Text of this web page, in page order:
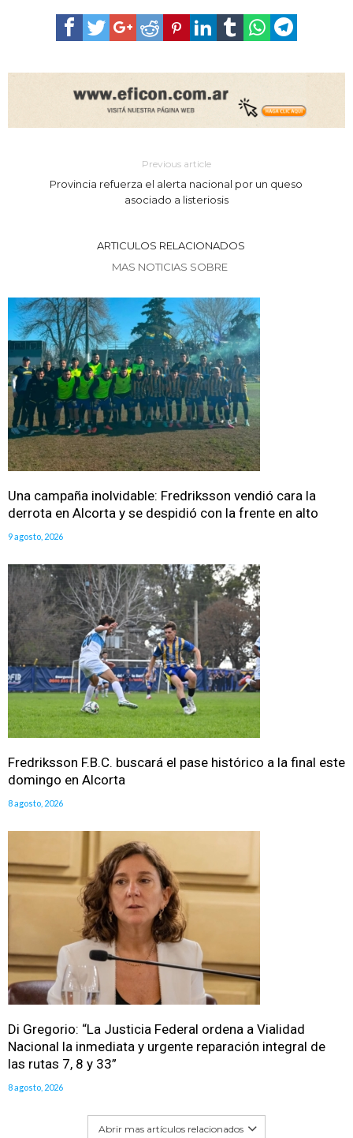
Previous article
Provincia refuerza el alerta nacional por un queso
asociado a listeriosis
ARTICULOS RELACIONADOS
MAS NOTICIAS SOBRE
Una campaña inolvidable: Fredriksson vendió cara la
derrota en Alcorta y se despidió con la frente en alto
9 agosto, 2026
Fredriksson F.B.C. buscará el pase histórico a la final este
domingo en Alcorta
8 agosto, 2026
Di Gregorio: “La Justicia Federal ordena a Vialidad
Nacional la inmediata y urgente reparación integral de
las rutas 7, 8 y 33”
8 agosto, 2026
Abrir mas artículos relacionados